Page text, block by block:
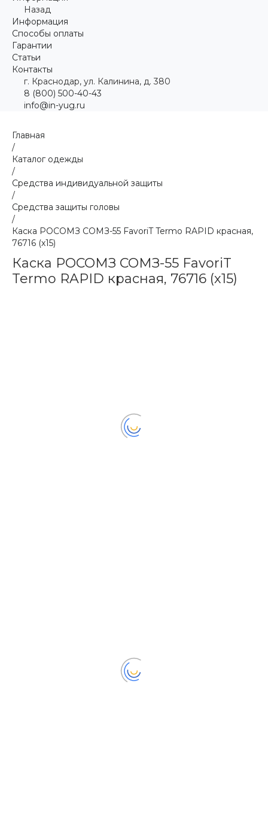
Назад
Информация
Способы оплаты
Гарантии
Статьи
Контакты
г. Краснодар, ул. Калинина, д. 380
8 (800) 500-40-43
info@in-yug.ru
Главная
/
Каталог одежды
/
Средства индивидуальной защиты
/
Средства защиты головы
/
Каска РОСОМЗ СОМЗ-55 FavoriT Termo RAPID красная,
76716 (х15)
Каска РОСОМЗ СОМЗ-55 FavoriT
Termo RAPID красная, 76716 (х15)